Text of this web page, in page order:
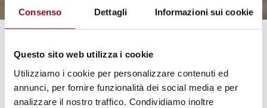
Consenso Dettagli Informazioni sui cookie
Questo sito web utilizza i cookie
Utilizziamo i cookie per personalizzare contenuti ed
annunci, per fornire funzionalità dei social media e per
analizzare il nostro traffico. Condividiamo inoltre
Le catastrofi naturali e prodotte
dall’uomo e le persone con
disabilità